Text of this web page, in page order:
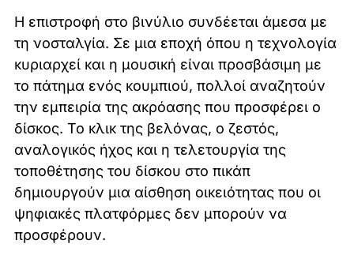
Η επιστροφή στο βινύλιο συνδέεται άμεσα με
τη νοσταλγία. Σε μια εποχή όπου η τεχνολογία
κυριαρχεί και η μουσική είναι προσβάσιμη με
το πάτημα ενός κουμπιού, πολλοί αναζητούν
την εμπειρία της ακρόασης που προσφέρει ο
δίσκος. Το κλικ της βελόνας, ο ζεστός,
αναλογικός ήχος και η τελετουργία της
τοποθέτησης του δίσκου στο πικάπ
δημιουργούν μια αίσθηση οικειότητας που οι
ψηφιακές πλατφόρμες δεν μπορούν να
προσφέρουν.